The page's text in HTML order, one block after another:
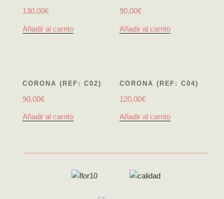
130,00€
Añadir al carrito
90,00€
Añadir al carrito
CORONA (REF: C02)
90,00€
Añadir al carrito
CORONA (REF: C04)
120,00€
Añadir al carrito